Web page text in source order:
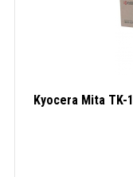
Kyocera Mita TK-